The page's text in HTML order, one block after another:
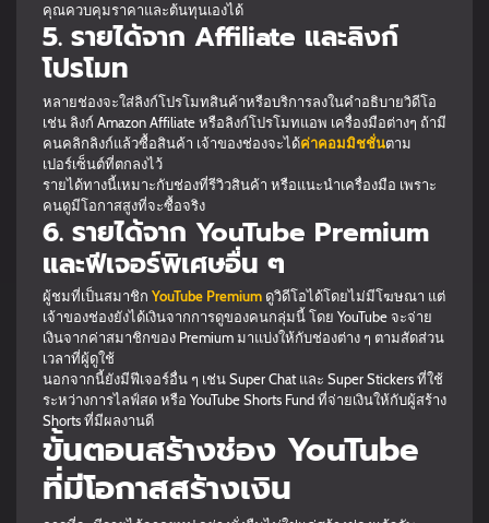
คุณควบคุมราคาและต้นทุนเองได้
5. รายได้จาก Affiliate และลิงก์
โปรโมท
หลายช่องจะใส่ลิงก์โปรโมทสินค้าหรือบริการลงในคำอธิบายวิดีโอ
เช่น ลิงก์ Amazon Affiliate หรือลิงก์โปรโมทแอพ เครื่องมือต่างๆ ถ้ามี
คนคลิกลิงก์แล้วซื้อสินค้า เจ้าของช่องจะได้ค่าคอมมิชชั่นตาม
เปอร์เซ็นต์ที่ตกลงไว้
รายได้ทางนี้เหมาะกับช่องที่รีวิวสินค้า หรือแนะนำเครื่องมือ เพราะ
คนดูมีโอกาสสูงที่จะซื้อจริง
6. รายได้จาก YouTube Premium
และฟีเจอร์พิเศษอื่น ๆ
ผู้ชมที่เป็นสมาชิก YouTube Premium ดูวิดีโอได้โดยไม่มีโฆษณา แต่
เจ้าของช่องยังได้เงินจากการดูของคนกลุ่มนี้ โดย YouTube จะจ่าย
เงินจากค่าสมาชิกของ Premium มาแบ่งให้กับช่องต่าง ๆ ตามสัดส่วน
เวลาที่ผู้ดูใช้
นอกจากนี้ยังมีฟีเจอร์อื่น ๆ เช่น Super Chat และ Super Stickers ที่ใช้
ระหว่างการไลฟ์สด หรือ YouTube Shorts Fund ที่จ่ายเงินให้กับผู้สร้าง
Shorts ที่มีผลงานดี
ขั้นตอนสร้างช่อง YouTube
ที่มีโอกาสสร้างเงิน